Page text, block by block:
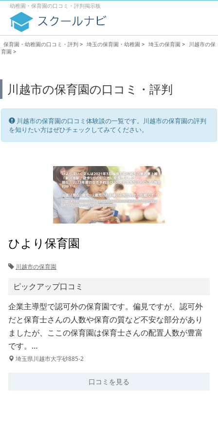
幼稚園・保育園の口コミ・評判掲示板
保育園・幼稚園の口コミ・評判 > 埼玉の保育園・幼稚園 > 埼玉の保育園 >
川越市の保
育園 >
川越市の保育園の口コミ・評判
川越市の保育園の口コミ体験談の一覧です。川越市の保育園の評判
を知りたい方はぜひチェックしてみてください。
ひより保育園
川越市の保育園
ピックアップ口コミ
企業主導型で認可外の保育園です。偏見ですが、認可外
だと保育士さんの人数や保育の質など不安な部分があり
ましたが、ここの保育園は保育士さんの配置人数が豊富
です。…
埼玉県川越市大字砂885-2
口コミを見る